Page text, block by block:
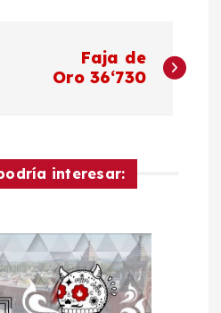
Faja de
Oro 36‘730
interesar: